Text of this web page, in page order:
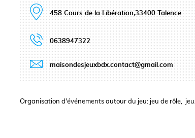
458 Cours de la Libération,33400 Talence
0638947322
maisondesjeuxbdx.contact@gmail.com
Organisation d'événements autour du jeu: jeu de rôle,